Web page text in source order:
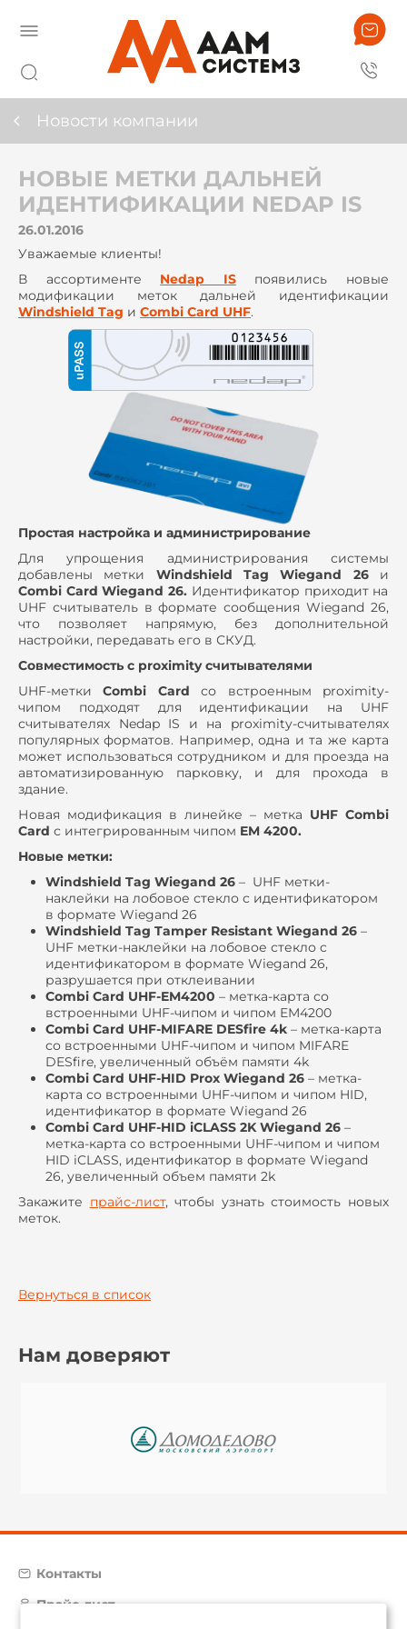
Новости компании
НОВЫЕ МЕТКИ ДАЛЬНЕЙ
ИДЕНТИФИКАЦИИ NEDAP IS
26.01.2016
Уважаемые клиенты!
В ассортименте Nedap IS
появились новые
модификации меток дальней идентификации
Windshield Tag и Combi Card UHF.
Простая настройка и администрирование
Для упрощения администрирования системы
добавлены метки Windshield TagWiegand 26 и
Combi Card Wiegand 26. Идентификатор приходит на
UHF считыватель в формате сообщения Wiegand 26,
что позволяет напрямую, без дополнительной
настройки, передавать его в СКУД.
Совместимость с proximity считывателями
UHF-меткиCombi Card со встроенным proximity-
чипом подходят для идентификации на UHF
считывателях Nedap IS и на proximity-считывателях
популярных форматов. Например, одна и та же карта
может использоваться сотрудником и для проезда на
автоматизированную парковку, и для прохода в
здание.
Новая модификация в линейке – метка UHF Combi
Card с интегрированным чипом EM 4200.
Новые метки:
Windshield Tag Wiegand 26 – UHF метки-
наклейки на лобовое стекло с идентификатором
в формате Wiegand 26
Windshield Tag Tamper Resistant Wiegand 26 –
UHF метки-наклейки на лобовое стекло c
идентификатором в формате Wiegand 26,
разрушается при отклеивании
Combi Card UHF-EM4200 – метка-карта со
встроенными UHF-чипом и чипом EM4200
Combi Card UHF-MIFARE DESfire 4k – метка-карта
со встроенными UHF-чипом и чипом MIFARE
DESfire, увеличенный объём памяти 4k
Combi Card UHF-HID Prox Wiegand 26 – метка-
карта со встроенными UHF-чипом и чипом HID,
идентификатор в формате Wiegand 26
Combi Card UHF-HID iCLASS 2K Wiegand 26 –
метка-карта со встроенными UHF-чипом и чипом
HID iCLASS, идентификатор в формате Wiegand
26, увеличенный объем памяти 2k
Закажите прайс-лист, чтобы узнать стоимость новых
меток.
Вернуться в список
Нам доверяют
Контакты
Прайс-лист